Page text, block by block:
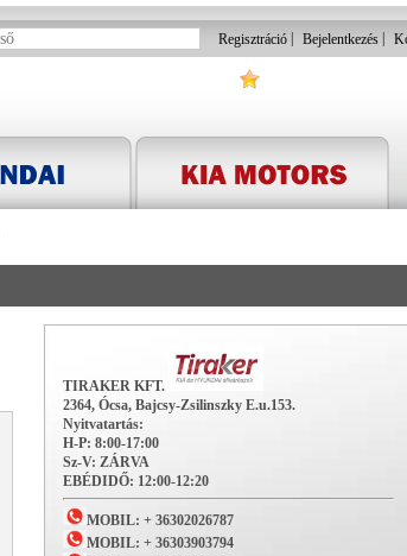
|
Bejelentkezés
|
Regisztráció
TIRAKER KFT.
2364, Ócsa, Bajcsy-Zsilinszky E.u.153.
Nyitvatartás:
H-P: 8:00-17:00
Sz-V: ZÁRVA
EBÉDIDŐ: 12:00-12:20
MOBIL: + 36302026787
MOBIL: + 36303903794